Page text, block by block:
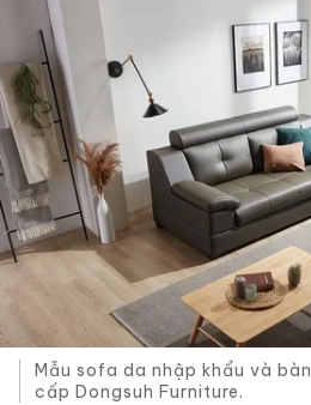
Mẫu sofa da nhập khẩu và
cấp Dongsuh Furniture.